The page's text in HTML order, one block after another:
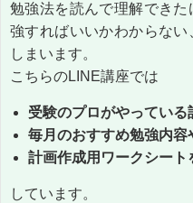
勉強法を読んで理解でき
強すればいいかわからな
しまいます。
こちらのLINE講座では
受験のプロがやってい
毎月のおすすめ勉強内
計画作成用ワークシート
しています。